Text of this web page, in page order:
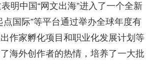
明中国“网文出海”进入了一个全新
点国际”等平台通过举办全球年度有
作家孵化项目和职业化发展计划等
海外创作者的热情，培养了一大批